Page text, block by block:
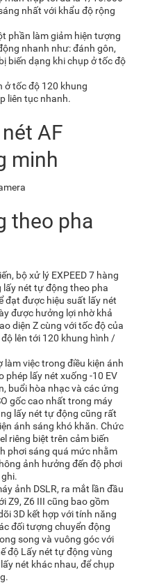
nhất với khẩu độ rộng
phần làm giảm hiện tượng
nhanh như: đánh gôn,
biến dạng khi chụp ở tốc độ
ở tốc độ 120 khung
liên tục nhanh.
AF
minh
theo pha
bộ xử lý EXPEED 7 hàng
lấy nét tự động theo pha
đạt được hiệu suất lấy nét
được hưởng lợi nhờ khả
diện Z cùng với tốc độ của
lên tới 120 khung hình /
việc trong điều kiện ánh
phép lấy nét xuống -10 EV
buổi hòa nhạc và các ứng
gốc cao nhất trong máy
lấy nét tự động cũng rất
ánh sáng khó khăn. Chức
riêng biệt trên cảm biến
phơi sáng quá mức nhằm
ảnh hưởng đến độ phơi
ảnh DSLR, ra mắt lần đầu
Z9, Z6 III cũng bao gồm
3D kết hợp với tính năng
đối tượng chuyển động
song và vuông góc với
độ Lấy nét tự động vùng
nét khác nhau, để chụp